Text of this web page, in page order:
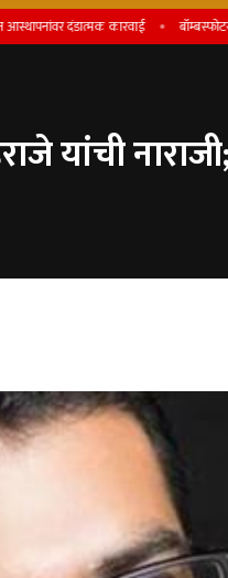
दंडात्मक कारवाई बॉम्बस्फोटसदृश
यांची